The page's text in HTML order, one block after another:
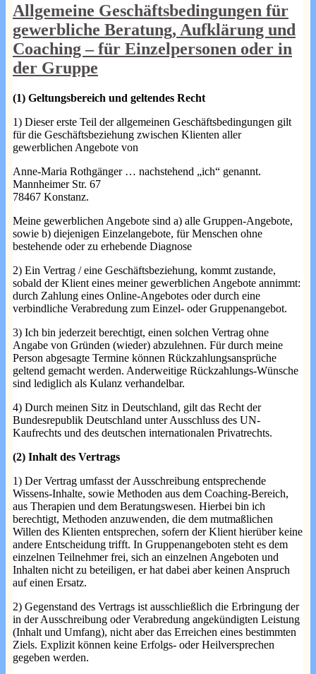
Allgemeine Geschäftsbedingungen für
gewerbliche Beratung, Aufklärung und
Coaching – für Einzelpersonen oder in
der Gruppe
(1) Geltungsbereich und geltendes Recht
1) Dieser erste Teil der allgemeinen Geschäftsbedingungen gilt
für die Geschäftsbeziehung zwischen Klienten aller
gewerblichen Angebote von
Anne-Maria Rothgänger … nachstehend „ich“ genannt.
Mannheimer Str. 67
78467 Konstanz.
Meine gewerblichen Angebote sind a) alle Gruppen-Angebote,
sowie b) diejenigen Einzelangebote, für Menschen ohne
bestehende oder zu erhebende Diagnose
2) Ein Vertrag / eine Geschäftsbeziehung, kommt zustande,
sobald der Klient eines meiner gewerblichen Angebote annimmt:
durch Zahlung eines Online-Angebotes oder durch eine
verbindliche Verabredung zum Einzel- oder Gruppenangebot.
3) Ich bin jederzeit berechtigt, einen solchen Vertrag ohne
Angabe von Gründen (wieder) abzulehnen. Für durch meine
Person abgesagte Termine können Rückzahlungsansprüche
geltend gemacht werden. Anderweitige Rückzahlungs-Wünsche
sind lediglich als Kulanz verhandelbar.
4) Durch meinen Sitz in Deutschland, gilt das Recht der
Bundesrepublik Deutschland unter Ausschluss des UN-
Kaufrechts und des deutschen internationalen Privatrechts.
(2) Inhalt des Vertrags
1) Der Vertrag umfasst der Ausschreibung entsprechende
Wissens-Inhalte, sowie Methoden aus dem Coaching-Bereich,
aus Therapien und dem Beratungswesen. Hierbei bin ich
berechtigt, Methoden anzuwenden, die dem mutmaßlichen
Willen des Klienten entsprechen, sofern der Klient hierüber keine
andere Entscheidung trifft. In Gruppenangeboten steht es dem
einzelnen Teilnehmer frei, sich an einzelnen Angeboten und
Inhalten nicht zu beteiligen, er hat dabei aber keinen Anspruch
auf einen Ersatz.
2) Gegenstand des Vertrags ist ausschließlich die Erbringung der
in der Ausschreibung oder Verabredung angekündigten Leistung
(Inhalt und Umfang), nicht aber das Erreichen eines bestimmten
Ziels. Explizit können keine Erfolgs- oder Heilversprechen
gegeben werden.